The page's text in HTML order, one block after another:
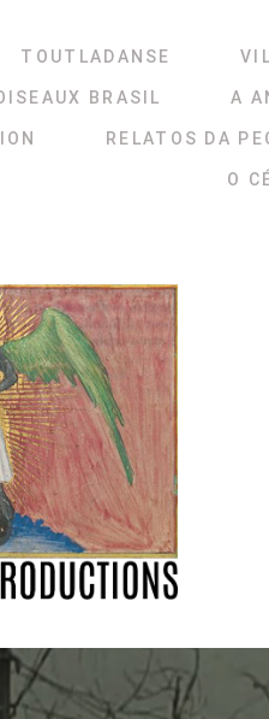
TOUTLADANSE
BRASIL A
RELATOS DA
O